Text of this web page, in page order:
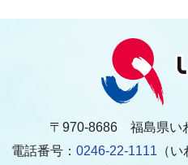
〒970-8686 福島県い
電話番号： 0246-22-1111 （